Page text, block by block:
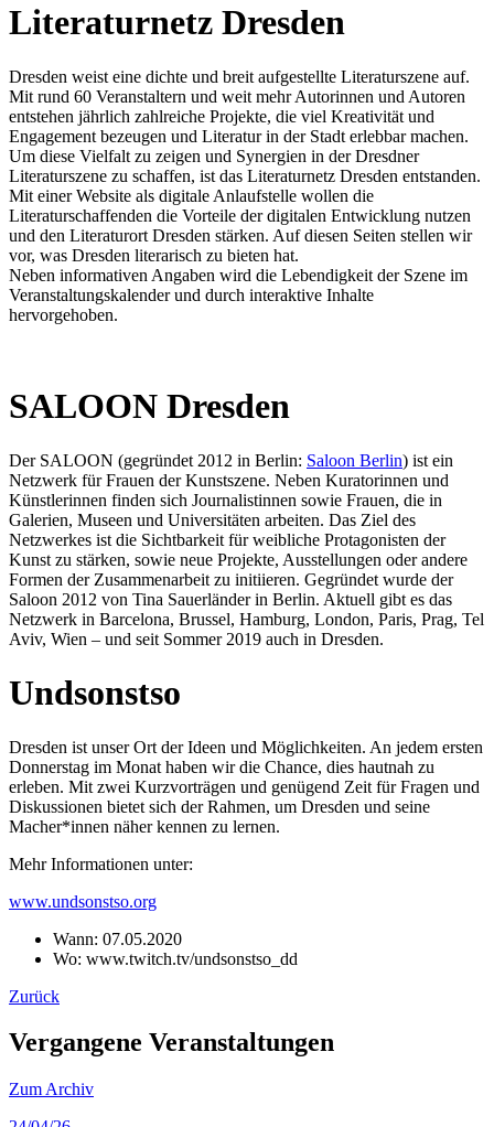
Literaturnetz Dresden
Dresden weist eine dichte und breit aufgestellte Literaturszene auf.
Mit rund 60 Veranstaltern und weit mehr Autorinnen und Autoren
entstehen jährlich zahlreiche Projekte, die viel Kreativität und
Engagement bezeugen und Literatur in der Stadt erlebbar machen.
Um diese Vielfalt zu zeigen und Synergien in der Dresdner
Literaturszene zu schaffen, ist das Literaturnetz Dresden entstanden.
Mit einer Website als digitale Anlaufstelle wollen die
Literaturschaffenden die Vorteile der digitalen Entwicklung nutzen
und den Literaturort Dresden stärken. Auf diesen Seiten stellen wir
vor, was Dresden literarisch zu bieten hat.
Neben informativen Angaben wird die Lebendigkeit der Szene im
Veranstaltungskalender und durch interaktive Inhalte
hervorgehoben.
SALOON Dresden
Der SALOON (gegründet 2012 in Berlin: Saloon Berlin) ist ein
Netzwerk für Frauen der Kunstszene. Neben Kuratorinnen und
Künstlerinnen finden sich Journalistinnen sowie Frauen, die in
Galerien, Museen und Universitäten arbeiten. Das Ziel des
Netzwerkes ist die Sichtbarkeit für weibliche Protagonisten der
Kunst zu stärken, sowie neue Projekte, Ausstellungen oder andere
Formen der Zusammenarbeit zu initiieren. Gegründet wurde der
Saloon 2012 von Tina Sauerländer in Berlin. Aktuell gibt es das
Netzwerk in Barcelona, Brussel, Hamburg, London, Paris, Prag, Tel
Aviv, Wien – und seit Sommer 2019 auch in Dresden.
Undsonstso
Dresden ist unser Ort der Ideen und Möglichkeiten. An jedem ersten
Donnerstag im Monat haben wir die Chance, dies hautnah zu
erleben. Mit zwei Kurzvorträgen und genügend Zeit für Fragen und
Diskussionen bietet sich der Rahmen, um Dresden und seine
Macher*innen näher kennen zu lernen.
Mehr Informationen unter:
www.undsonstso.org
Wann: 07.05.2020
Wo: www.twitch.tv/undsonstso_dd
Zurück
Vergangene Veranstaltungen
Zum Archiv